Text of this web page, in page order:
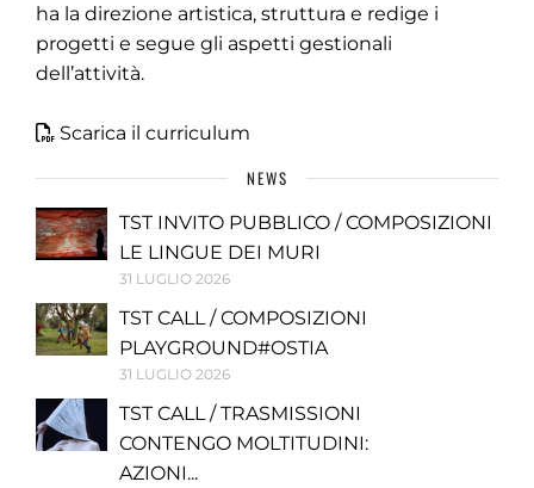
ha la direzione artistica, struttura e redige i
progetti e segue gli aspetti gestionali
dell’attività.
Scarica il curriculum
NEWS
TST INVITO PUBBLICO / COMPOSIZIONI
LE LINGUE DEI MURI
31 LUGLIO 2026
TST CALL / COMPOSIZIONI
PLAYGROUND#OSTIA
31 LUGLIO 2026
TST CALL / TRASMISSIONI
CONTENGO MOLTITUDINI:
AZIONI...